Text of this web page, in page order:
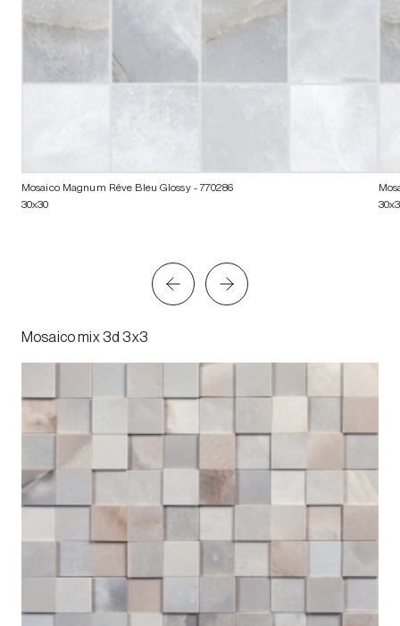
Mosaico Magnum Rêve Bleu Glossy- 770286
30x30
Mosaico mix 3d 3x3